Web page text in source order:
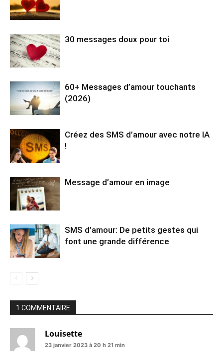
30 messages doux pour toi
60+ Messages d’amour touchants
(2026)
Créez des SMS d’amour avec notre IA
!
Message d’amour en image
SMS d’amour: De petits gestes qui
font une grande différence
1 COMMENTAIRE
Louisette
23 janvier 2023 à 20 h 21 min